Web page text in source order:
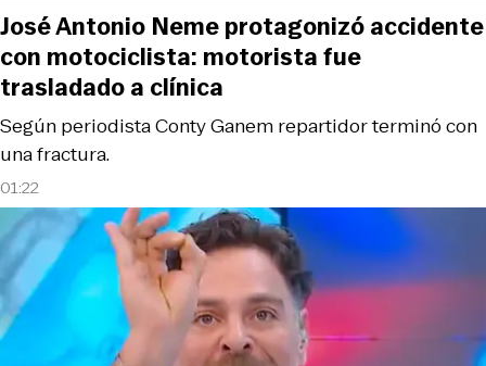
01:22
Según periodista Conty Ganem repartidor terminó con
una fractura.
José Antonio Neme protagonizó accidente
con motociclista: motorista fue
trasladado a clínica